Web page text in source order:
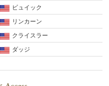
ビュイック
リンカーン
クライスラー
ダッジ